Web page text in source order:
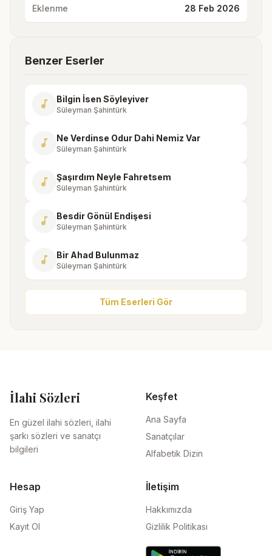
Eklenme 28 Feb 2026
Benzer Eserler
music_note Bilgin İsen Söyleyiver
Süleyman Şahintürk
music_note Ne Verdinse Odur Dahi Nemiz Var
Süleyman Şahintürk
music_note Şaşırdım Neyle Fahretsem
Süleyman Şahintürk
music_note Besdir Gönül Endişesi
Süleyman Şahintürk
music_note Bir Ahad Bulunmaz
Süleyman Şahintürk
Tüm Eserleri Gör
İlahi Sözleri
En güzel ilahi sözleri, ilahi
şarkı sözleri ve sanatçı
bilgileri
Keşfet
Ana Sayfa
Sanatçılar
Alfabetik Dizin
Hesap
Giriş Yap
Kayıt Ol
İletişim
Hakkımızda
Gizlilik Politikası